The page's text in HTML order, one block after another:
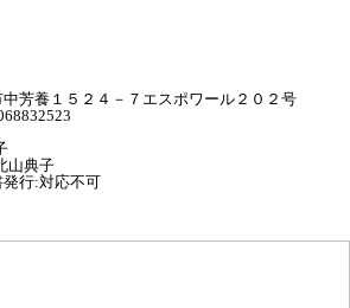
芳養１５２４－７エスポワール２０２号
山典子
行:対応不可